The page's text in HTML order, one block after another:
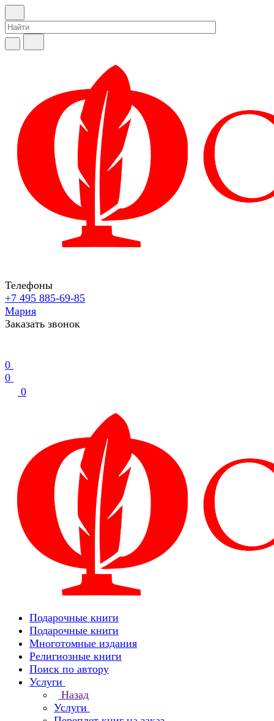
Телефоны
+7 495 885-69-85
Мария
Заказать звонок
0
0
0
Подарочные книги
Подарочные книги
Многотомные издания
Религиозные книги
Поиск по автору
Услуги
Назад
Услуги